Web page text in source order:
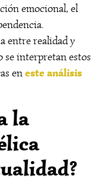
emocional, el
entre realidad y
se interpretan estos
eneste análisis
la